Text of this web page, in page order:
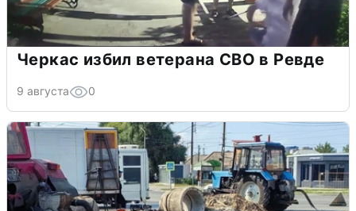
Черкас избил ветерана СВО в Ревде
9 августа 0